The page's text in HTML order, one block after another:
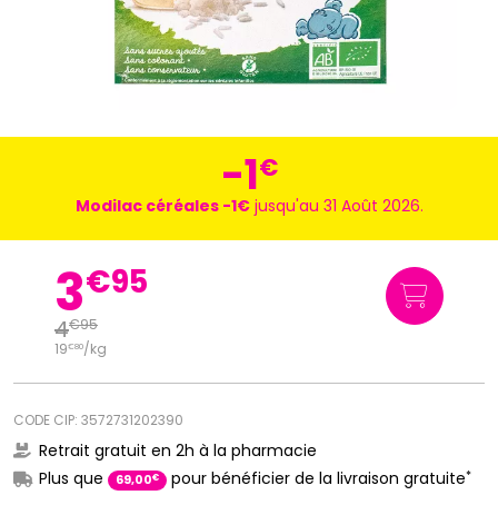
-1€
Modilac céréales -1€jusqu'au 31 Août 2026.
3€95
4€95
19€80/kg
CODE CIP: 3572731202390
Retrait gratuit en 2h à la pharmacie
Plus que
69,00€ pour bénéficier de la livraison gratuite*